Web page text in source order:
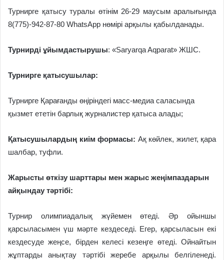
Турнирге қатысу туралы өтінім 26-29 маусым аралығында
8(775)-942-87-80 WhatsApp нөмірі арқылы қабылданады.
Турнирді ұйымдастырушы: «Saryarqa Aqparat» ЖШС.
Турнирге қатысушылар:
Турнирге Қарағанды өңіріндегі масс-медиа саласында
қызмет ететін барлық журналистер қатыса алады;
Қатысушылардың киім формасы: Ақ көйлек, жилет, қара
шалбар, туфли.
Жарысты өткізу шарттары мен жарыс жеңімпаздарын
айқындау тәртібі:
Турнир олимпиадалық жүйемен өтеді. Әр ойыншы
қарсыласымен үш мәрте кездеседі. Егер, қарсыласын екі
кездесуде жеңсе, бірден келесі кезеңге өтеді. Ойнайтын
жұптарды анықтау тәртібі жеребе арқылы белгіленеді.